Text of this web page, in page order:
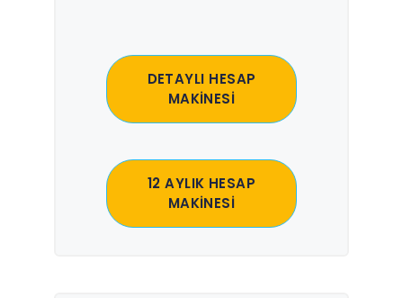
DETAYLI HESAP
MAKİNESİ
12 AYLIK HESAP
MAKİNESİ